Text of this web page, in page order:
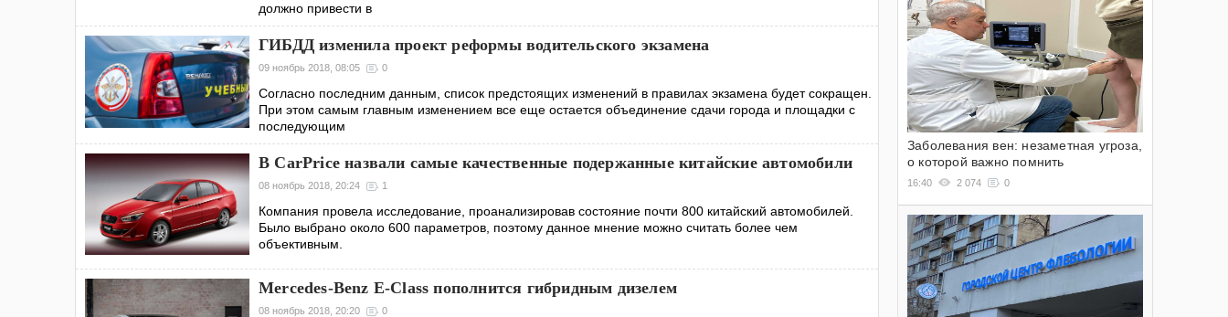
должно привести в
ГИБДД изменила проект реформы водительского экзамена
09 ноябрь 2018, 08:05 0
Согласно последним данным, список предстоящих изменений в правилах экзамена будет сокращен.
При этом самым главным изменением все еще остается объединение сдачи города и площадки с
последующим
В CarPrice назвали самые качественные подержанные китайские автомобили
08 ноябрь 2018, 20:24 1
Компания провела исследование, проанализировав состояние почти 800 китайский автомобилей.
Было выбрано около 600 параметров, поэтому данное мнение можно считать более чем
объективным.
Mercedes-Benz E-Class пополнится гибридным дизелем
08 ноябрь 2018, 20:20 0
Заболевания вен: незаметная угроза,
о которой важно помнить
16:40 2 074 0